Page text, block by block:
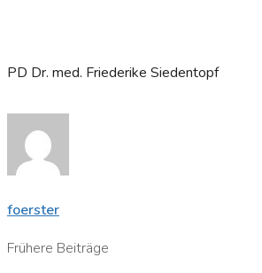
PD Dr. med. Friederike Siedentopf
foerster
Frühere Beiträge